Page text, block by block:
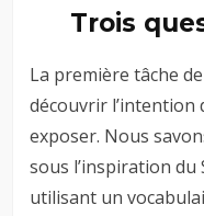
Trois
La première tâche
découvrir l’intention
exposer. Nous
sous l’inspiration
utilisant un